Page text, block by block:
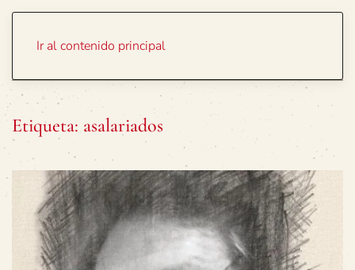
Ir al contenido principal
Etiqueta: asalariados